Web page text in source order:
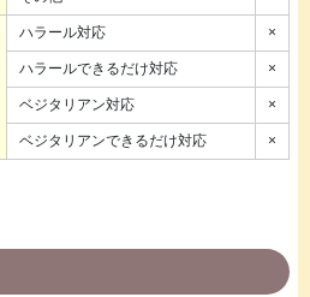
ハラール対応 ×
ハラールできるだけ対応 ×
ベジタリアン対応 ×
ベジタリアンできるだけ対応 ×